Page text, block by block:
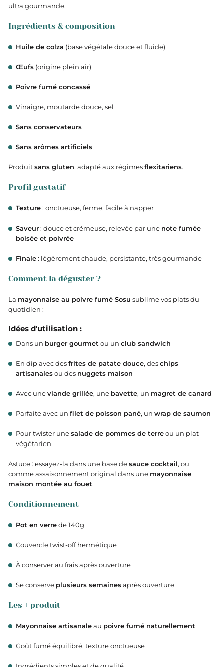
ultra gourmande.
Ingrédients & composition
Huile de colza (base végétale douce et fluide)
Œufs (origine plein air)
Poivre fumé concassé
Vinaigre, moutarde douce, sel
Sans conservateurs
Sans arômes artificiels
Produitsans gluten, adapté aux régimesflexitariens.
Profil gustatif
Texture: onctueuse, ferme, facile à napper
Saveur: douce et crémeuse, relevée par une note fumée
boisée et poivrée
Finale: légèrement chaude, persistante, très gourmande
Comment la déguster ?
La mayonnaise au poivre fumé Sosu sublime vos plats du
quotidien :
Idées d'utilisation :
Dans un burger gourmet ou un club sandwich
En dip avec desfrites de patate douce, deschips
artisanalesou des nuggets maison
Avec uneviande grillée, une bavette, un magret de canard
Parfaite avec un filet de poisson pané, un wrap de saumon
Pour twister unesalade de pommes de terreou un plat
végétarien
Astuce : essayez-la dans une base desauce cocktail, ou
comme assaisonnement original dans une mayonnaise
maison montée au fouet.
Conditionnement
Pot en verrede 140g
Couvercle twist-off hermétique
À conserver au frais après ouverture
Se conserve plusieurs semainesaprès ouverture
Les + produit
Mayonnaise artisanaleau poivre fumé naturellement
Goût fumé équilibré, texture onctueuse